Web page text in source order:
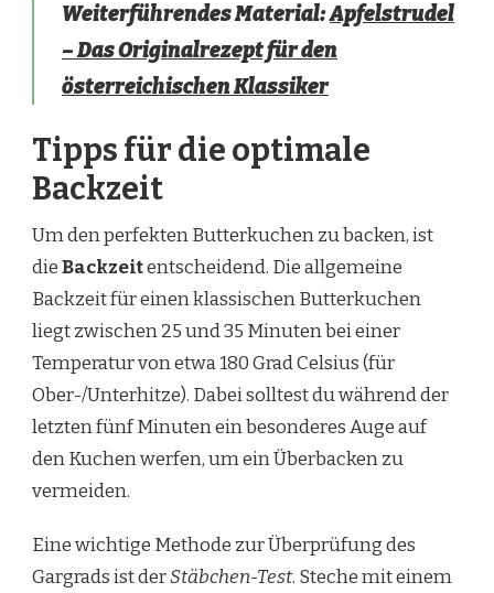
Weiterführendes Material:Apfelstrudel
– Das Originalrezept für den
österreichischen Klassiker
Tipps für die optimale
Backzeit
Um den perfekten Butterkuchen zu backen, ist
dieBackzeitentscheidend. Die allgemeine
Backzeit für einen klassischen Butterkuchen
liegt zwischen 25 und 35 Minuten bei einer
Temperatur von etwa 180 Grad Celsius (für
Ober-/Unterhitze). Dabei solltest du während der
letzten fünf Minuten ein besonderes Auge auf
den Kuchen werfen, um ein Überbacken zu
vermeiden.
Eine wichtige Methode zur Überprüfung des
Gargrads ist derStäbchen-Test. Steche mit einem